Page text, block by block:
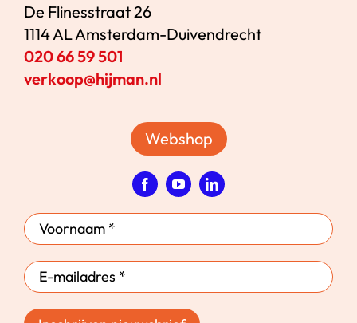
De Flinesstraat 26
1114 AL Amsterdam-Duivendrecht
020 66 59 501
verkoop@hijman.nl
Webshop